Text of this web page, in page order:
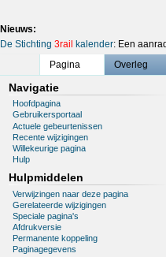
Nieuws:
De Stichting 3rail kalender: Een
Pagina
Overleg
Navigatie
Hoofdpagina
Gebruikersportaal
Actuele gebeurtenissen
Recente wijzigingen
Willekeurige pagina
Hulp
Hulpmiddelen
Verwijzingen naar deze pagina
Gerelateerde wijzigingen
Speciale pagina's
Afdrukversie
Permanente koppeling
Paginagegevens